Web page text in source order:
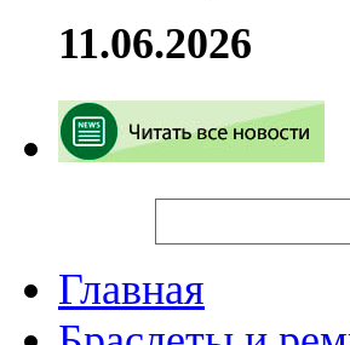
11.06.2026
Главная